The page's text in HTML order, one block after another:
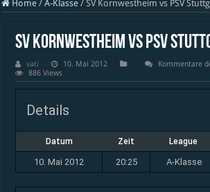
Home / A-Klasse / SV Kornwestheim vs PSV
SV Kornwestheim vs PSV
vati 10. Mai 2012 Kommentare
886 Views
Details
Datum Zeit League
10. Mai 2012 20:25 A-Klasse